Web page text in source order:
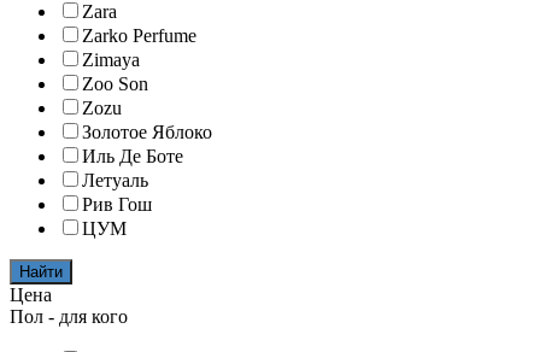
Zara
Zarko Perfume
Zimaya
Zoo Son
Zozu
Золотое Яблоко
Иль Де Боте
Летуаль
Рив Гош
ЦУМ
Найти
Цена
Пол - для кого